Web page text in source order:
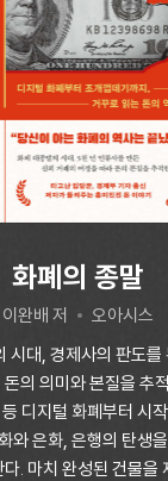
화폐의 종말
이완배 저
오아시스
시대, 경제사의 판도
의 의미와 본질을 추
디지털 화폐부터 시
와 은화, 은행의 탄생
. 마치 완성된 건물을